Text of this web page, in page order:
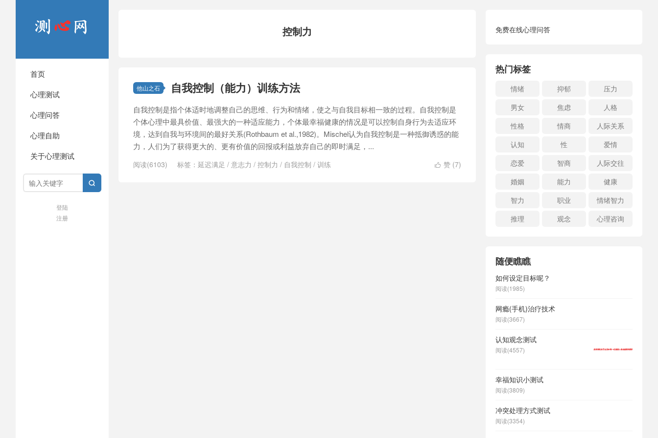
首页
心理测试
心理问答
心理自助
关于心理测试

登陆
注册
控制力
他山之石 自我控制（能力）训练方法
自我控制是指个体适时地调整自己的思维、行为和情绪，使之与自我目标相一致的过程。自我控制是
个体心理中最具价值、最强大的一种适应能力，个体最幸福健康的情况是可以控制自身行为去适应环
境，达到自我与环境间的最好关系(Rothbaum et al.,1982)。Mischel认为自我控制是一种抵御诱惑的能
力，人们为了获得更大的、更有价值的回报或利益放弃自己的即时满足，...
 赞 (7)
阅读(6103) 标签： 延迟满足 / 意志力 / 控制力 / 自我控制 / 训练
免费在线心理问答
热门标签
情绪 抑郁
压力
男女
焦虑
人格
性格
情商
人际关系
认知
性
爱情
恋爱
智商
人际交往
婚姻
能力
健康
智力
职业
情绪智力
推理
观念 心理咨询
随便瞧瞧
如何设定目标呢？
阅读(1985)
网瘾(手机)治疗技术
阅读(3667)
认知观念测试
阅读(4557)
幸福知识小测试
阅读(3809)
冲突处理方式测试
阅读(3354)